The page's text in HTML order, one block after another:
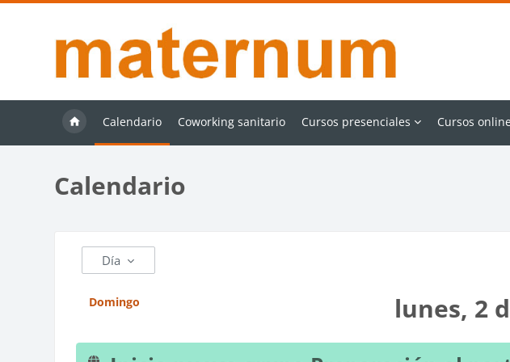
Calendario Coworking sanitario Cursos presenciales Cursos online
Calendario
Día
Domingo lunes, 2